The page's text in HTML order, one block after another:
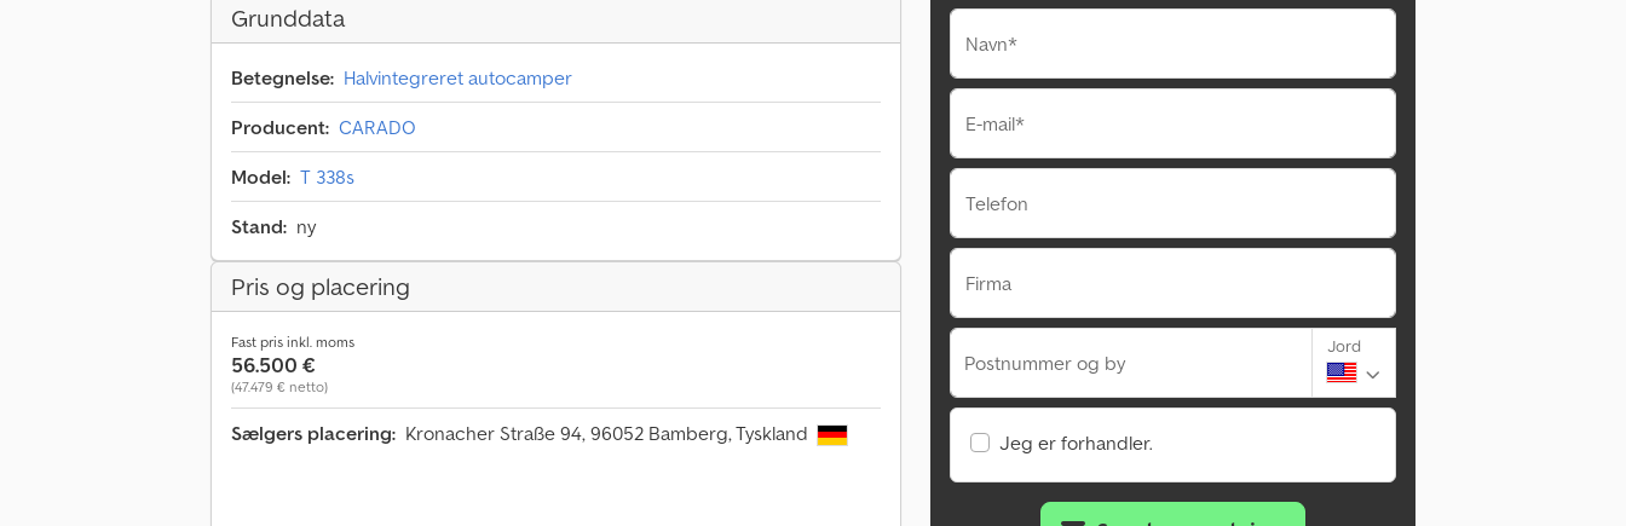
Grunddata
Betegnelse: Halvintegreret autocamper
Producent: CARADO
Model: T 338s
Stand: ny
Pris og placering
Fast pris inkl. moms
56.500 €
(47.479 € netto)
Sælgers placering: Kronacher Straße 94, 96052 Bamberg, Tyskland
Navn*
E-mail*
Telefon
Firma
Postnummer og by
Jord
Jeg er forhandler.